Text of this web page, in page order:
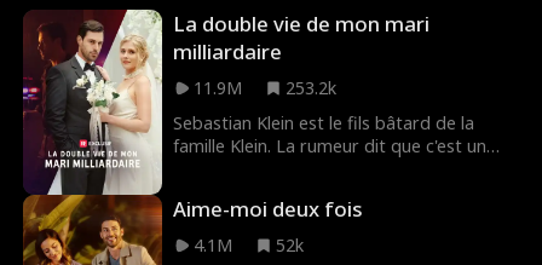
La double vie de mon mari
milliardaire
11.9M
253.2k
Sebastian Klein est le fils bâtard de la
famille Klein. La rumeur dit que c'est un
jusqu’à ce que Natalie Quinn le fasse. Elle
ne le sait pas... elle a en fait épousé un
Aime-moi deux fois
4.1M
52k